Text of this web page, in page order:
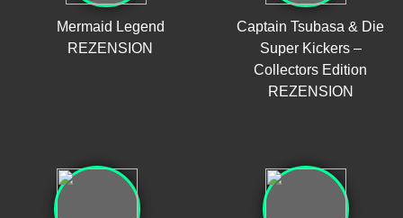
Mermaid Legend
REZENSION
Captain Tsubasa & Die
Super Kickers –
Collectors Edition
REZENSION